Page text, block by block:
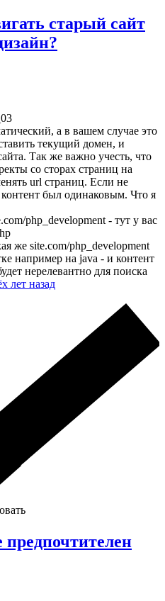
старый сайт
а в вашем случае это
текущий домен, и
Так же важно учесть, что
со сторах страниц на
url страниц. Если не
был одинаковым. Что я
php_development - тут у вас
же site.com/php_development
например на java - и контент
нерелевантно для поиска
лет назад